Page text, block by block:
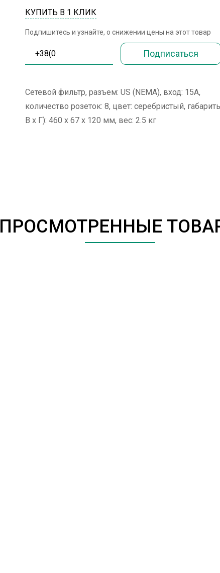
КУПИТЬ В 1 КЛИК
Подпишитесь и узнайте, о снижении цены на этот товар
Сетевой фильтр, разъем: US (NEMA), вход: 15А,
количество розеток: 8, цвет: серебристый,
В х Г): 460 x 67 x 120 мм, вес: 2.5 кг
ПРОСМОТРЕННЫЕ